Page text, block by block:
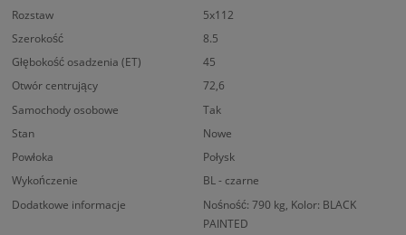
Rozstaw
5x112
Szerokość
8.5
Głębokość osadzenia (ET)
45
Otwór centrujący
72,6
Samochody osobowe
Tak
Stan
Nowe
Powłoka
Połysk
Wykończenie
BL - czarne
Dodatkowe informacje
Nośność: 790 kg, Kolor: BLACK
PAINTED